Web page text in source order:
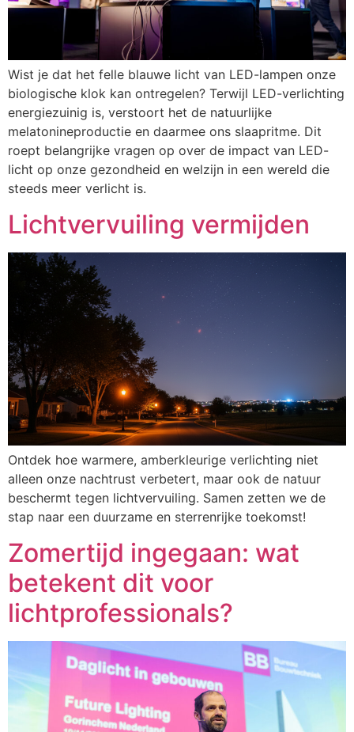
Wist je dat het felle blauwe licht van LED-lampen onze
biologische klok kan ontregelen? Terwijl LED-verlichting
energiezuinig is, verstoort het de natuurlijke
melatonineproductie en daarmee ons slaapritme. Dit
roept belangrijke vragen op over de impact van LED-
licht op onze gezondheid en welzijn in een wereld die
steeds meer verlicht is.
Lichtvervuiling vermijden
Ontdek hoe warmere, amberkleurige verlichting niet
alleen onze nachtrust verbetert, maar ook de natuur
beschermt tegen lichtvervuiling. Samen zetten we de
stap naar een duurzame en sterrenrijke toekomst!
Zomertijd ingegaan: wat
betekent dit voor
lichtprofessionals?